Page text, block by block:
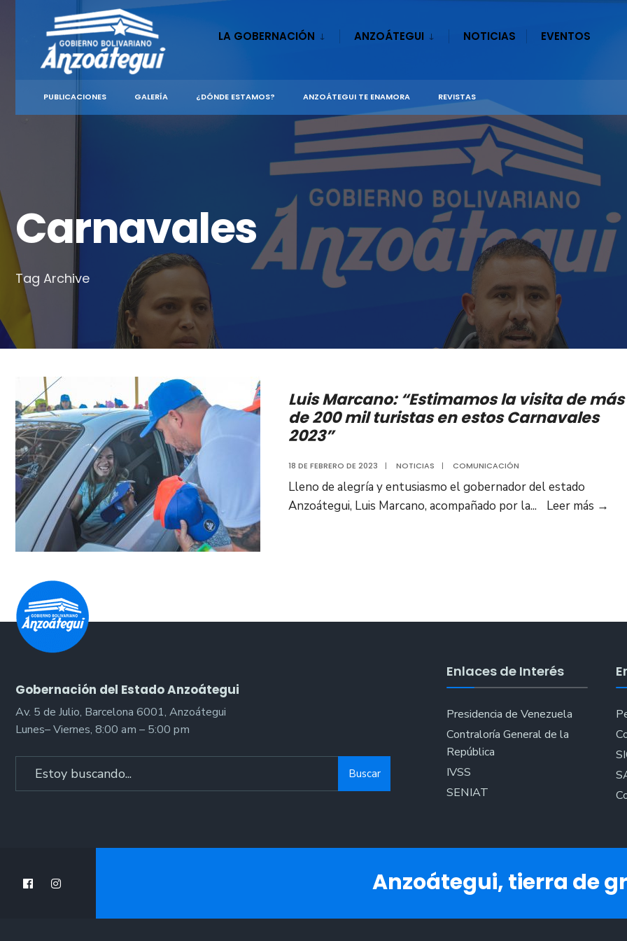
content
LA GOBERNACIÓN ANZOÁTEGUI NOTICIAS EVENTOS
PUBLICACIONES GALERÍA ¿DÓNDE ESTAMOS? ANZOÁTEGUI TE ENAMORA REVISTAS
Carnavales
Tag Archive
Luis Marcano: “Estimamos la visita de más
de 200 mil turistas en estos Carnavales
2023”
18 DE FEBRERO DE 2023 | NOTICIAS | COMUNICACIÓN
Lleno de alegría y entusiasmo el gobernador del estado
Anzoátegui, Luis Marcano, acompañado por la... Leer más →
mil
en
Gobernación del Estado Anzoátegui
Av. 5 de Julio, Barcelona 6001, Anzoátegui
Lunes– Viernes, 8:00 am – 5:00 pm
Buscar
Enlaces de Interés
Presidencia de Venezuela
Contraloría General de la
República
IVSS
SENIAT
Anzoátegui, tierra de